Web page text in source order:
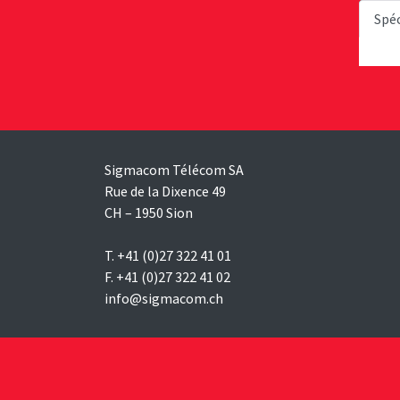
Sigmacom Télécom SA
Rue de la Dixence 49
CH – 1950 Sion
T. +41 (0)27 322 41 01
F. +41 (0)27 322 41 02
info@sigmacom.ch